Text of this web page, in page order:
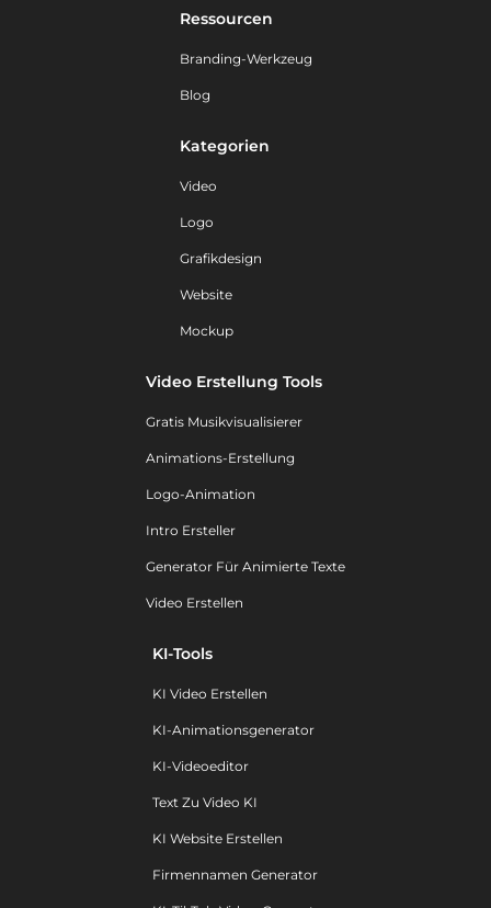
Ressourcen
Branding-Werkzeug
Blog
Kategorien
Video
Logo
Grafikdesign
Website
Mockup
Video Erstellung Tools
Gratis Musikvisualisierer
Animations-Erstellung
Logo-Animation
Intro Ersteller
Generator Für Animierte Texte
Video Erstellen
KI-Tools
KI Video Erstellen
KI-Animationsgenerator
KI-Videoeditor
Text Zu Video KI
KI Website Erstellen
Firmennamen Generator